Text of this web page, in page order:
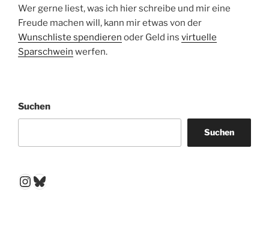
Wer gerne liest, was ich hier schreibe und mir eine
Freude machen will, kann mir etwas von der
Wunschliste spendieren oder Geld ins virtuelle
Sparschwein werfen.
Suchen
Suchen
Instagram
Bluesky